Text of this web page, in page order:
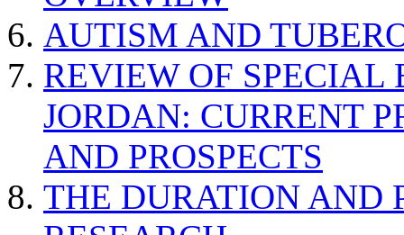
AUTISM AND
REVIEW OF SPECIAL
JORDAN: CURRENT
AND PROSPECTS
THE DURATION AND